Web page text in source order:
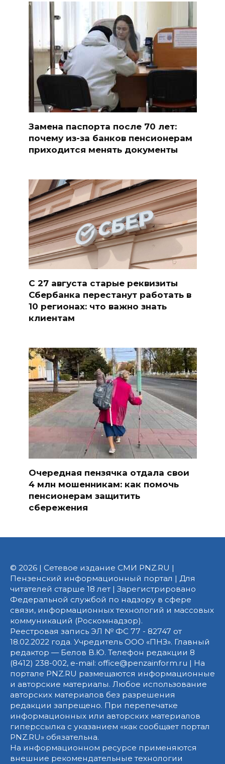
Замена паспорта после 70 лет:
почему из-за банков пенсионерам
приходится менять документы
С 27 августа старые реквизиты
Сбербанка перестанут работать в
10 регионах: что важно знать
клиентам
Очередная пензячка отдала свои
4 млн мошенникам: как помочь
пенсионерам защитить
сбережения
© 2026 | Сетевое издание СМИ PNZ.RU |
Пензенский информационный портал | Для
читателей старше 18 лет | Зарегистрировано
Федеральной службой по надзору в сфере
связи, информационных технологий и массовых
коммуникаций (Роскомнадзор).
Реестровая запись ЭЛ № ФС 77 - 82747 от
18.02.2022 года. Учредитель ООО «ПНЗ». Главный
редактор — Белов В.Ю. Телефон редакции 8
(8412) 238-002, e-mail: office@penzainform.ru | На
портале PNZ.RU размещаются информационные
и авторские материалы. Любое использование
авторских материалов без разрешения
редакции запрещено. При перепечатке
информационных или авторских материалов
гиперссылка с указанием «как сообщает портал
PNZ.RU» обязательна.
На информационном ресурсе применяются
внешние рекомендательные технологии